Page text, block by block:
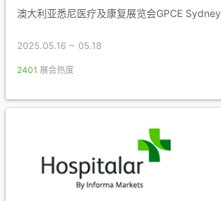
澳大利亚悉尼医疗及康复展览会GPCE Sydney
2025.05.16 ~ 05.18
2401 展会热度